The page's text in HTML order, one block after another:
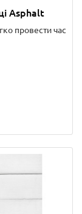
Asphalt
провести час